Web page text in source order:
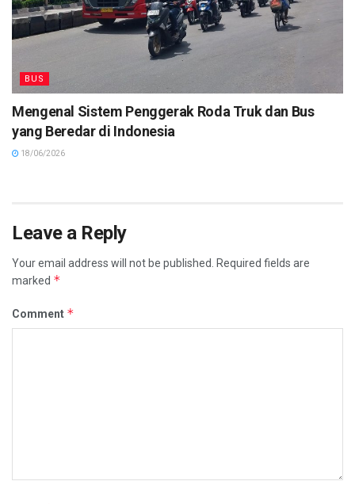
BUS
Mengenal Sistem Penggerak Roda Truk dan Bus
yang Beredar di Indonesia
18/06/2026
Leave a Reply
Your email address will not be published. Required fields are
marked *
Comment *